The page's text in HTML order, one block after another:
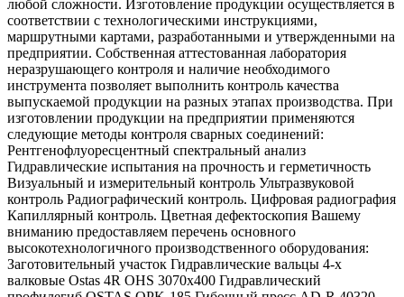
любой сложности. Изготовление продукции осуществляется в
соответствии с технологическими инструкциями,
маршрутными картами, разработанными и утвержденными на
предприятии. Собственная аттестованная лаборатория
неразрушающего контроля и наличие необходимого
инструмента позволяет выполнить контроль качества
выпускаемой продукции на разных этапах производства. При
изготовлении продукции на предприятии применяются
следующие методы контроля сварных соединений:
Рентгенофлуоресцентный спектральный анализ
Гидравлические испытания на прочность и герметичность
Визуальный и измерительный контроль Ультразвуковой
контроль Радиографический контроль. Цифровая радиография
Капиллярный контроль. Цветная дефектоскопия Вашему
вниманию предоставляем перечень основного
высокотехнологичного производственного оборудования:
Заготовительный участок Гидравлические вальцы 4-х
валковые Ostas 4R OHS 3070x400 Гидравлический